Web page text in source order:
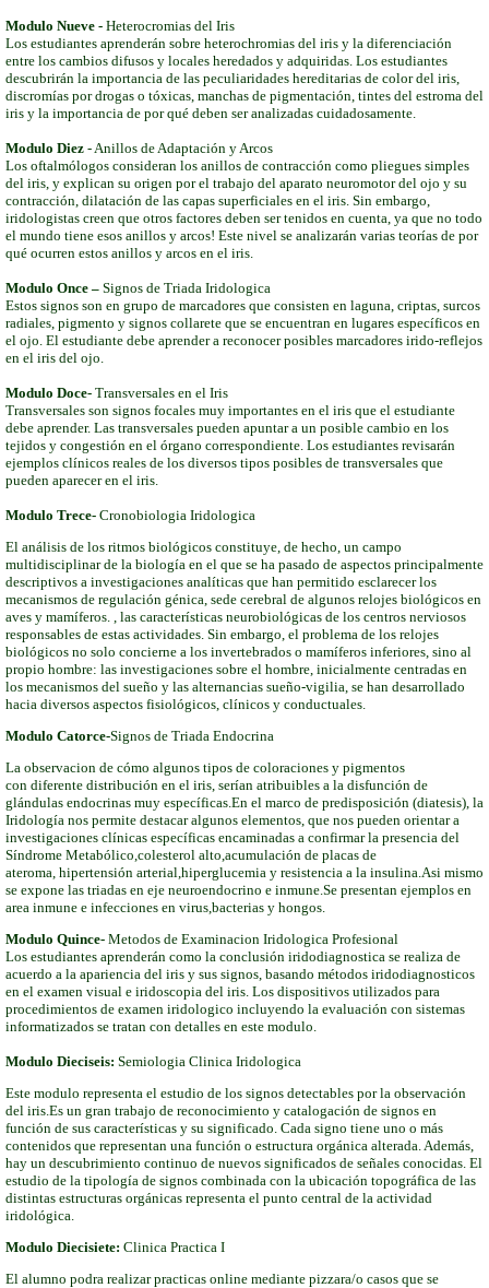
Modulo Nueve - Heterocromias del Iris
Los estudiantes aprenderán sobre heterochromias del iris y la diferenciación
entre los cambios difusos y locales heredados y adquiridas. Los estudiantes
descubrirán la importancia de las peculiaridades hereditarias de color del iris,
discromías por drogas o tóxicas, manchas de pigmentación, tintes del estroma del
iris y la importancia de por qué deben ser analizadas cuidadosamente.
Modulo Diez - Anillos de Adaptación y Arcos
Los oftalmólogos consideran los anillos de contracción como pliegues simples
del iris, y explican su origen por el trabajo del aparato neuromotor del ojo y su
contracción, dilatación de las capas superficiales en el iris. Sin embargo,
iridologistas creen que otros factores deben ser tenidos en cuenta, ya que no todo
el mundo tiene esos anillos y arcos! Este nivel se analizarán varias teorías de por
qué ocurren estos anillos y arcos en el iris.
Modulo Once – Signos de Triada Iridologica
Estos signos son en grupo de marcadores que consisten en laguna, criptas, surcos
radiales, pigmento y signos collarete que se encuentran en lugares específicos en
el ojo. El estudiante debe aprender a reconocer posibles marcadores irido-reflejos
en el iris del ojo.
Modulo Doce- Transversales en el Iris
Transversales son signos focales muy importantes en el iris que el estudiante
debe aprender. Las transversales pueden apuntar a un posible cambio en los
tejidos y congestión en el órgano correspondiente. Los estudiantes revisarán
ejemplos clínicos reales de los diversos tipos posibles de transversales que
pueden aparecer en el iris.
Modulo Trece- Cronobiologia Iridologica
El análisis de los ritmos biológicos constituye, de hecho, un campo
multidisciplinar de la biología en el que se ha pasado de aspectos principalmente
descriptivos a investigaciones analíticas que han permitido esclarecer los
mecanismos de regulación génica, sede cerebral de algunos relojes biológicos en
aves y mamíferos. , las características neurobiológicas de los centros nerviosos
responsables de estas actividades. Sin embargo, el problema de los relojes
biológicos no solo concierne a los invertebrados o mamíferos inferiores, sino al
propio hombre: las investigaciones sobre el hombre, inicialmente centradas en
los mecanismos del sueño y las alternancias sueño-vigilia, se han desarrollado
hacia diversos aspectos fisiológicos, clínicos y conductuales.
Modulo Catorce-Signos de Triada Endocrina
La observacion de cómo algunos tipos de coloraciones y pigmentos
con diferente distribución en el iris, serían atribuibles a la disfunción de
glándulas endocrinas muy específicas. En el marco de predisposición (diatesis), la
Iridología nos permite destacar algunos elementos, que nos pueden orientar a
investigaciones clínicas específicas encaminadas a confirmar la presencia del
Síndrome Metabólico, colesterol alto,acumulación de placas de
ateroma, hipertensión arterial,hiperglucemia y resistencia a la insulina.Asi mismo
se expone las triadas en eje neuroendocrino e inmune.Se presentan ejemplos en
area inmune e infecciones en virus,bacterias y hongos.
Modulo Quince- Metodos de Examinacion Iridologica Profesional
Los estudiantes aprenderán como la conclusión iridodiagnostica se realiza de
acuerdo a la apariencia del iris y sus signos, basando métodos iridodiagnosticos
en el examen visual e iridoscopia del iris. Los dispositivos utilizados para
procedimientos de examen iridologico incluyendo la evaluación con sistemas
informatizados se tratan con detalles en este modulo.
Modulo Dieciseis: Semiologia Clinica Iridologica
Este modulo representa el estudio de los signos detectables por la observación
del iris.Es un gran trabajo de reconocimiento y catalogación de signos en
función de sus características y su significado. Cada signo tiene uno o más
contenidos que representan una función o estructura orgánica alterada. Además,
hay un descubrimiento continuo de nuevos significados de señales conocidas. El
estudio de la tipología de signos combinada con la ubicación topográfica de las
distintas estructuras orgánicas representa el punto central de la actividad
iridológica.
Modulo Diecisiete: Clinica Practica I
El alumno podra realizar practicas online mediante pizzara/o casos que se